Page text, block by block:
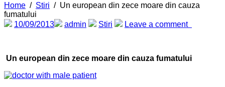
Home / Stiri / Un european din zece moare din cauza
fumatului
10/09/2013
admin Stiri Leave a comment
Un european din zece moare din cauza fumatului